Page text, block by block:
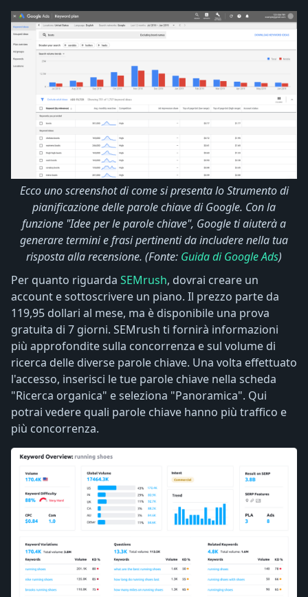
Ecco uno screenshot di come si presenta lo Strumento di
pianificazione delle parole chiave di Google. Con la
funzione "Idee per le parole chiave", Google ti aiuterà a
generare termini e frasi pertinenti da includere nella tua
risposta alla recensione. (Fonte: Guida di Google Ads)
Per quanto riguarda SEMrush, dovrai creare un
account e sottoscrivere un piano. Il prezzo parte da
119,95 dollari al mese, ma è disponibile una prova
gratuita di 7 giorni. SEMrush ti fornirà informazioni
più approfondite sulla concorrenza e sul volume di
ricerca delle diverse parole chiave. Una volta effettuato
l'accesso, inserisci le tue parole chiave nella scheda
"Ricerca organica" e seleziona "Panoramica". Qui
potrai vedere quali parole chiave hanno più traffico e
più concorrenza.